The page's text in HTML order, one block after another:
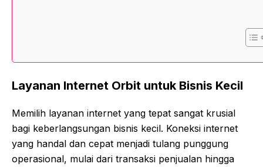
Layanan Internet Orbit untuk Bisnis Kecil
Memilih layanan internet yang tepat sangat krusial
bagi keberlangsungan bisnis kecil. Koneksi internet
yang handal dan cepat menjadi tulang punggung
operasional, mulai dari transaksi penjualan hingga